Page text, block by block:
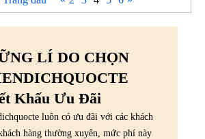
LÍ DO CHỌN
Khấu Ưu Đãi
luôn có ưu đãi với các khách
hàng thường xuyên, mức phí này